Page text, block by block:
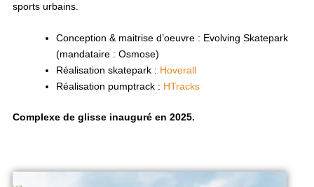
sports urbains.
Conception & maitrise d’oeuvre : Evolving Skatepark
(mandataire : Osmose)
Réalisation skatepark : Hoverall
Réalisation pumptrack : HTracks
Complexe de glisse inauguré en 2025.